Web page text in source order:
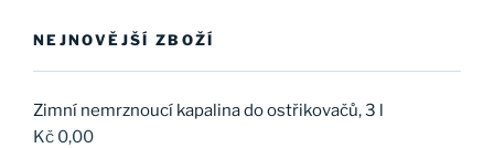
NEJNOVĚJŠÍ ZBOŽÍ
Zimní nemrznoucí kapalina do ostřikovačů, 3 l
Kč 0,00